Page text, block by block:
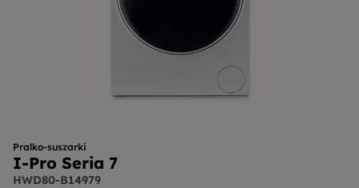
Pralko-suszarki
I-Pro Seria 7
HWD80-B14979